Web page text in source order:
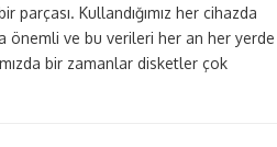
parçası. Kullandığımız her cihazda
önemli ve bu verileri her an her yerde
bir zamanlar disketler çok